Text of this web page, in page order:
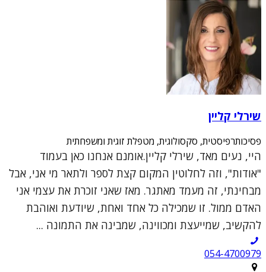
שירלי קליין
פסיכותרפיסטית, סקסולוגית, מטפלת זוגית ומשפחתית
היי, נעים מאד, שירלי קליין.אומנם אנחנו כאן בעמוד
"אודות", וזה לחלוטין המקום קצת לספר ולתאר מי אני, אבל
מבחינתי, זה מעמד מאתגר. מאז שאני זוכרת את עצמי אני
האדם ממול. זו שמכילה כל אחד ואחת, שיודעת ואוהבת
להקשיב, שמייעצת ומכווינה, שמבינה את התמונה ...
054-4700979